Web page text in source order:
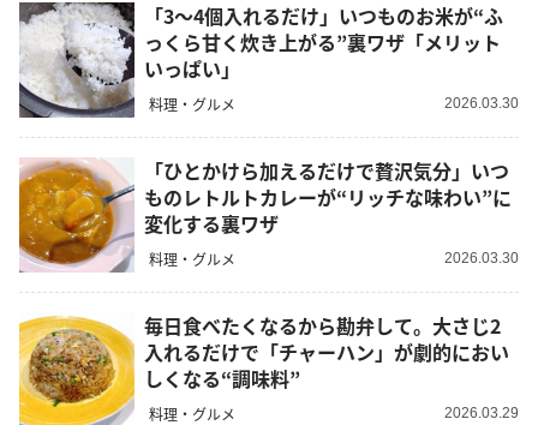
「3～4個入れるだけ」いつものお米が“ふ
っくら甘く炊き上がる”裏ワザ「メリット
いっぱい」
料理・グルメ 2026.03.30
「ひとかけら加えるだけで贅沢気分」いつ
ものレトルトカレーが“リッチな味わい”に
変化する裏ワザ
料理・グルメ 2026.03.30
毎日食べたくなるから勘弁して。大さじ2
入れるだけで「チャーハン」が劇的におい
しくなる“調味料”
料理・グルメ 2026.03.29